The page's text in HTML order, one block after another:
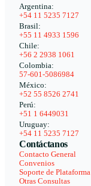
Argentina:
+54 11 5235 7127
Brasil:
+55 11 4933 1596
Chile:
+56 2 2938 1061
Colombia:
57-601-5086984
México:
+52 55 8526 2741
Perú:
+51 1 6449031
Uruguay:
+54 11 5235 7127
Contáctanos
Contacto General
Convenios
Soporte de Plataforma
Otras Consultas